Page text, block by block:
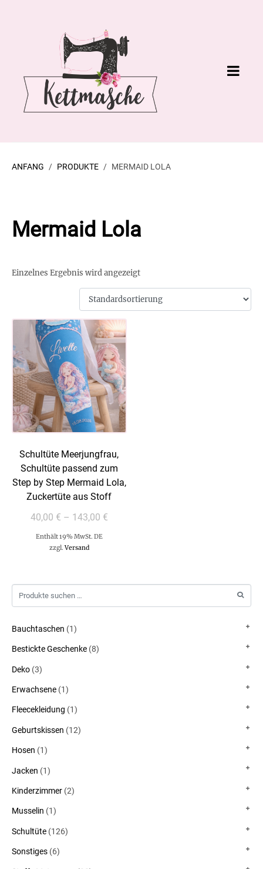
ANFANG PRODUKTE MERMAID LOLA
Mermaid Lola
Einzelnes Ergebnis wird angezeigt
Schultüte Meerjungfrau,
Schultüte passend zum
Step by Step Mermaid Lola,
Zuckertüte aus Stoff
40,00 € – 143,00 €
Enthält 19% MwSt. DE
zzgl.Versand
Bauchtaschen (1)
Bestickte Geschenke (8)
Deko (3)
Erwachsene (1)
Fleecekleidung (1)
Geburtskissen (12)
Hosen (1)
Jacken (1)
Kinderzimmer (2)
Musselin (1)
Schultüte (126)
Sonstiges (6)